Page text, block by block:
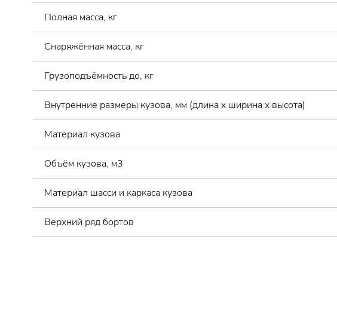
Полная масса, кг
Снаряжённая масса, кг
Грузоподъёмность до, кг
Внутренние размеры кузова, мм (длина х ширина х высота)
Материал кузова
Объём кузова, м3
Материал шасси и каркаса кузова
Верхний ряд бортов